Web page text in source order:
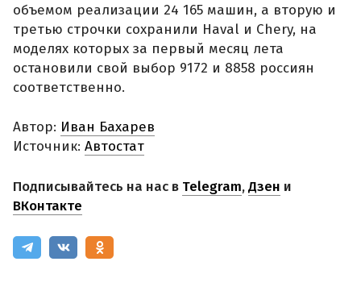
объемом реализации 24 165 машин, а вторую и
третью строчки сохранили Haval и Chery, на
моделях которых за первый месяц лета
остановили свой выбор 9172 и 8858 россиян
соответственно.
Автор: Иван Бахарев
Источник: Автостат
Подписывайтесь на нас в Telegram,Дзен и
ВКонтакте